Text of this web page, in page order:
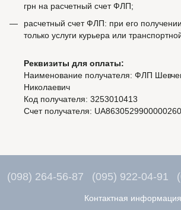
грн на расчетный счет ФЛП;
расчетный счет ФЛП: при его
только услуги курьера или
Реквизиты для оплаты:
Наименование получателя: ФЛП
Николаевич
Код получателя: 3253010413
Счет получателя:
(098) 264-56-87 (095) 922-04-91
Контактная информация